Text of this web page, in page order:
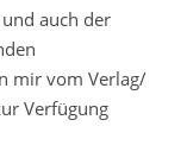
auch der
mir vom Verlag/
Verfügung